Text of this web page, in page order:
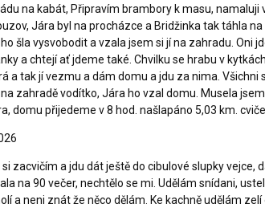
na kabát, Připravím brambory k masu, namaluji
Jára byl na procházce a Bridžinka tak táhla
šla vysvobodit a vzala jsem si jí na zahradu. Oni
a chtejí ať jdeme také. Chvilku se hrabu v
a tak jí vezmu a dám domu a jdu za nima. Všichni
zahradě vodítko, Jára ho vzal domu. Musela
domu přijedeme v 8 hod. našlapáno 5,03 km.
si zacvičím a jdu dát ještě do cibulové slupky vejce,
na 90 večer, nechtělo se mi. Udělám snídani,
a neni znát že něco dělám. Ke kachně udělám